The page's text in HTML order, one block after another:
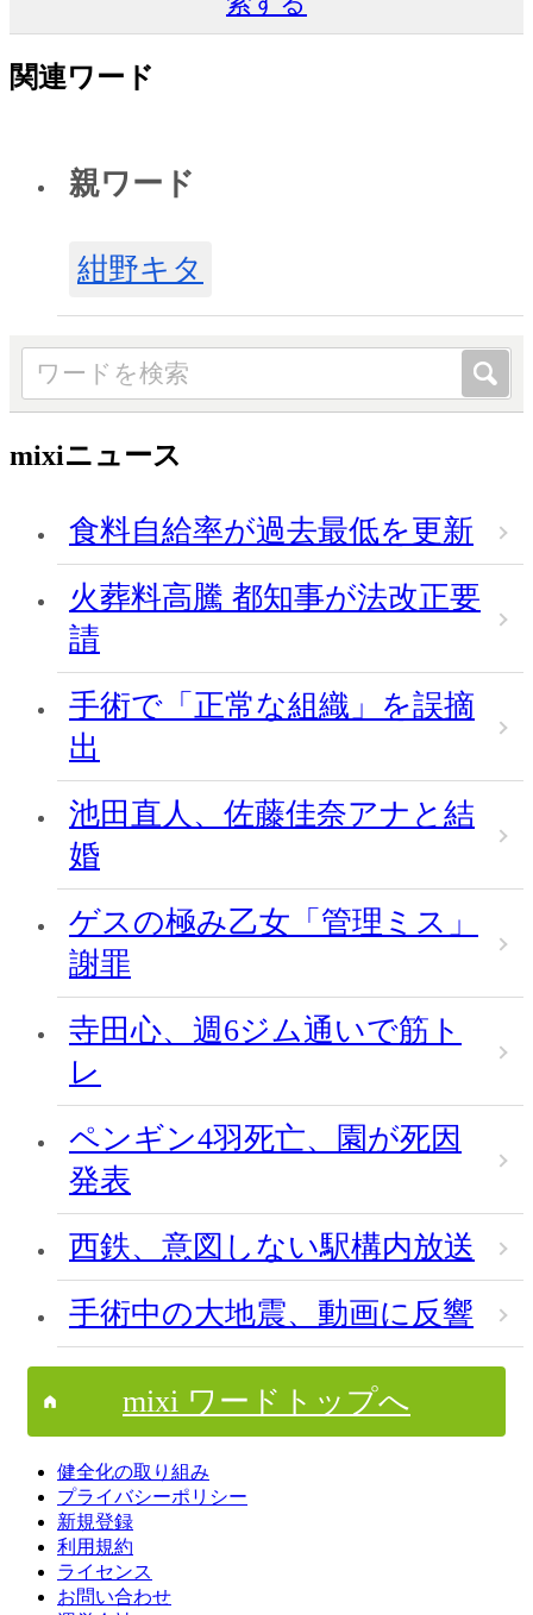
関連ワード
親ワード
紺野キタ
mixiニュース
食料自給率が過去最低を更新
火葬料高騰 都知事が法改正要
請
手術で「正常な組織」を誤摘
出
池田直人、佐藤佳奈アナと結
婚
ゲスの極み乙女「管理ミス」
謝罪
寺田心、週6ジム通いで筋ト
レ
ペンギン4羽死亡、園が死因
発表
西鉄、意図しない駅構内放送
手術中の大地震、動画に反響
mixi ワードトップへ
健全化の取り組み
プライバシーポリシー
新規登録
利用規約
ライセンス
お問い合わせ